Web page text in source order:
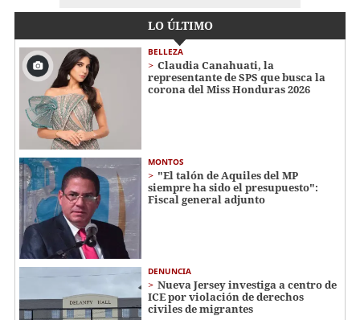
LO ÚLTIMO
BELLEZA
Claudia Canahuati, la
representante de SPS que busca la
corona del Miss Honduras 2026
MONTOS
"El talón de Aquiles del MP
siempre ha sido el presupuesto":
Fiscal general adjunto
DENUNCIA
Nueva Jersey investiga a centro de
ICE por violación de derechos
civiles de migrantes